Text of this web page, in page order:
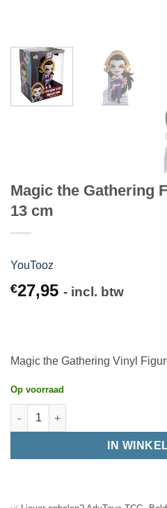
Magic the Gathering
13 cm
YouTooz
€27,95 - incl. btw
Magic the Gathering Vinyl
Op voorraad
IN